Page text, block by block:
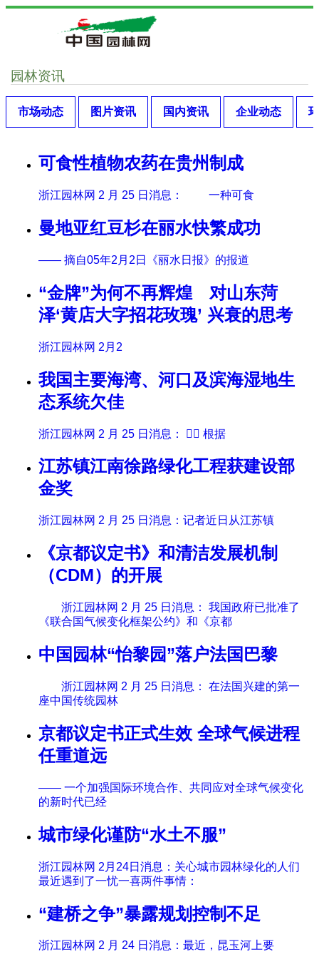
园林资讯
市场动态 图片资讯 国内资讯 企业动态
可食性植物农药在贵州制成
浙江园林网 2 月 25 日消息： 一种可食
曼地亚红豆杉在丽水快繁成功
—— 摘自05年2月2日《丽水日报》的报道
“金牌”为何不再辉煌 对山东菏
泽‘黄店大字招花玫瑰’ 兴衰的思考
浙江园林网 2月2
我国主要海湾、河口及滨海湿地生
态系统欠佳
浙江园林网 2 月 25 日消息：  根据
江苏镇江南徐路绿化工程获建设部
金奖
浙江园林网 2 月 25 日消息：记者近日从江苏镇
《京都议定书》和清洁发展机制
（CDM）的开展
浙江园林网 2 月 25 日消息： 我国政府已批准了
《联合国气候变化框架公约》和《京都
中国园林“怡黎园”落户法国巴黎
浙江园林网 2 月 25 日消息： 在法国兴建的第一
座中国传统园林
京都议定书正式生效 全球气候进程
任重道远
—— 一个加强国际环境合作、共同应对全球气候变化
的新时代已经
城市绿化谨防“水土不服”
浙江园林网 2月24日消息：关心城市园林绿化的人们
最近遇到了一忧一喜两件事情：
“建桥之争”暴露规划控制不足
浙江园林网 2 月 24 日消息：最近，昆玉河上要